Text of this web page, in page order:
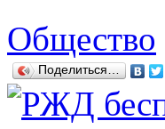
Общество
Поделиться…